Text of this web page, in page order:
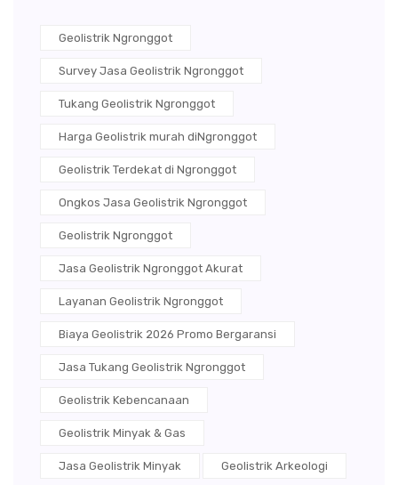
Geolistrik Ngronggot
Survey Jasa Geolistrik Ngronggot
Tukang Geolistrik Ngronggot
Harga Geolistrik murah diNgronggot
Geolistrik Terdekat di Ngronggot
Ongkos Jasa Geolistrik Ngronggot
Geolistrik Ngronggot
Jasa Geolistrik Ngronggot Akurat
Layanan Geolistrik Ngronggot
Biaya Geolistrik 2026 Promo Bergaransi
Jasa Tukang Geolistrik Ngronggot
Geolistrik Kebencanaan
Geolistrik Minyak & Gas
Jasa Geolistrik Minyak Geolistrik Arkeologi